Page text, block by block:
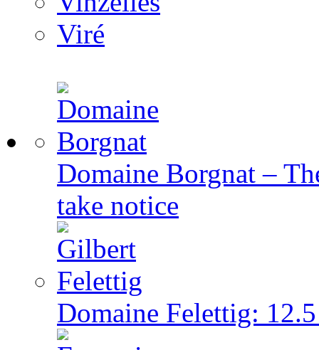
Viré
Domaine Borgnat –
take notice
Domaine Felettig: